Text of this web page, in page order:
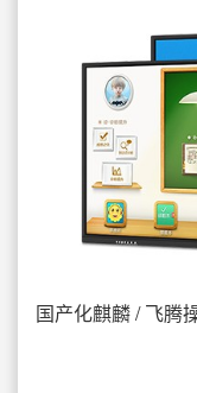
国产化麒麟 / 飞腾